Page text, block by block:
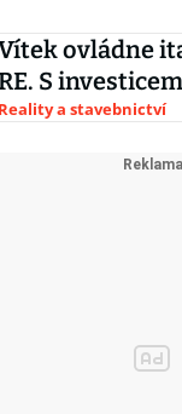
ovládne
S
Reality a stavebnictví